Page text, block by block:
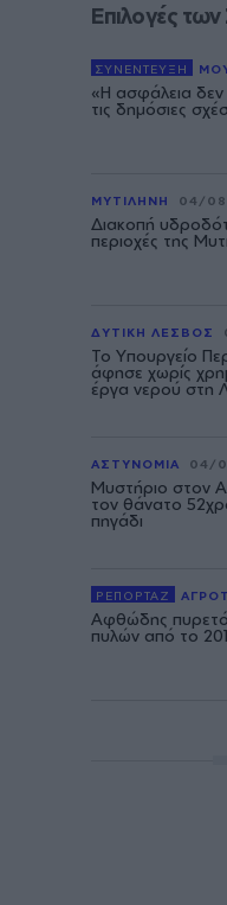
Επιλογές
ΣΥΝΕΝΤΕΥΞΗ
«Η ασφάλεια δεν
τις δημόσιες
ΜΥΤΙΛΗΝΗ 04/08
Διακοπή
περιοχές της
ΔΥΤΙΚΗ ΛΕΣΒΟΣ
Το Υπουργείο
άφησε χωρίς
έργα νερού στη
ΑΣΤΥΝΟΜΙΑ 04/
Μυστήριο στον
τον θάνατο
πηγάδι
ΡΕΠΟΡΤΑΖ
Αφθώδης
πυλών από το